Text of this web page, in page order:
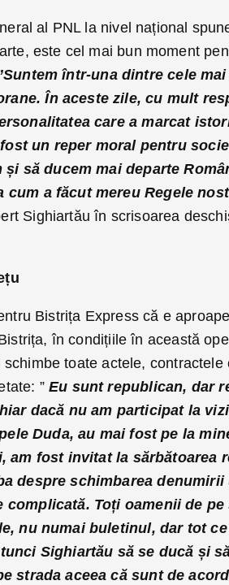
al PNL la nivel național
este cel mai bun moment
într-una dintre cele
În aceste zile, cu mult
care a marcat
un reper moral pentru
să ducem mai departe
cum a făcut mereu Regele
Sighiartău în scrisoarea
Bistrița Express că e
în condițiile în această
toate actele, contractele
”Eu sunt republican, dar
dacă nu am participat la
Duda, au mai fost pe la
am fost invitat la sărbătoarea
despre schimbarea denumirii
Toți oamenii de pe
nu numai buletinul, dar tot
Sighiartău să se ducă și
strada aceea că sunt de